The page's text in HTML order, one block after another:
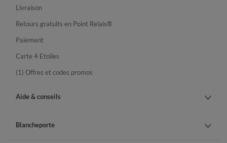
Livraison
Retours gratuits en Point Relais®
Paiement
Carte 4 Etoiles
(1) Offres et codes promos
Aide & conseils
Blancheporte